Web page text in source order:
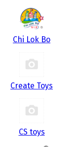
Chi Lok Bo
Create Toys
CS toys